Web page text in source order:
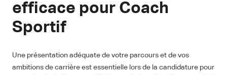
efficace pour Coach
Sportif
Une présentation adéquate de votre parcours et de vos
ambitions de carrière est essentielle lors de la candidature pour